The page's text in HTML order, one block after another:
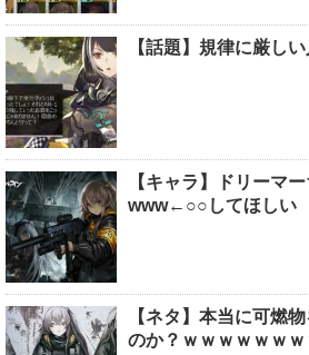
【話題】規律に厳し
【キャラ】ドリーマ
www←○○してほしい
【ネタ】本当に可燃
のか？ｗｗｗｗｗｗｗ